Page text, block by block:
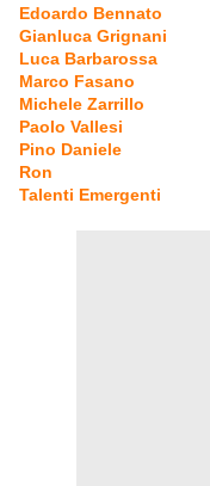
Edoardo Bennato
Gianluca Grignani
Luca Barbarossa
Marco Fasano
Michele Zarrillo
Paolo Vallesi
Pino Daniele
Ron
Talenti Emergenti